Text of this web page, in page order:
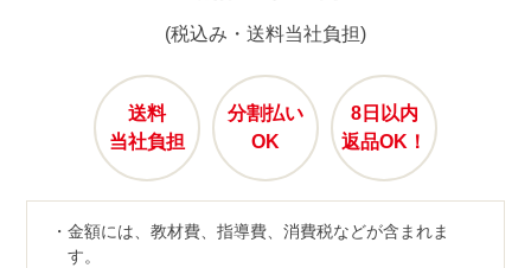
(税込み・送料当社負担)
送料
当社負担
分割払い
OK
8日以内
返品OK！
金額には、教材費、指導費、消費税などが含まれま
す。